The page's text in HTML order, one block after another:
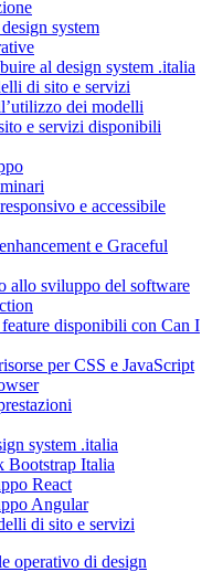
system
al design system .italia
di sito e servizi
dei modelli
e servizi disponibili
e accessibile
e Graceful
allo sviluppo del software
disponibili con Can I
per CSS e JavaScript
system .italia
Bootstrap Italia
React
Angular
di sito e servizi
operativo di design